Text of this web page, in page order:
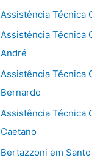
Assistência Técnica
Assistência Técnica
André
Assistência Técnica
Bernardo
Assistência Técnica
Caetano
Bertazzoni em